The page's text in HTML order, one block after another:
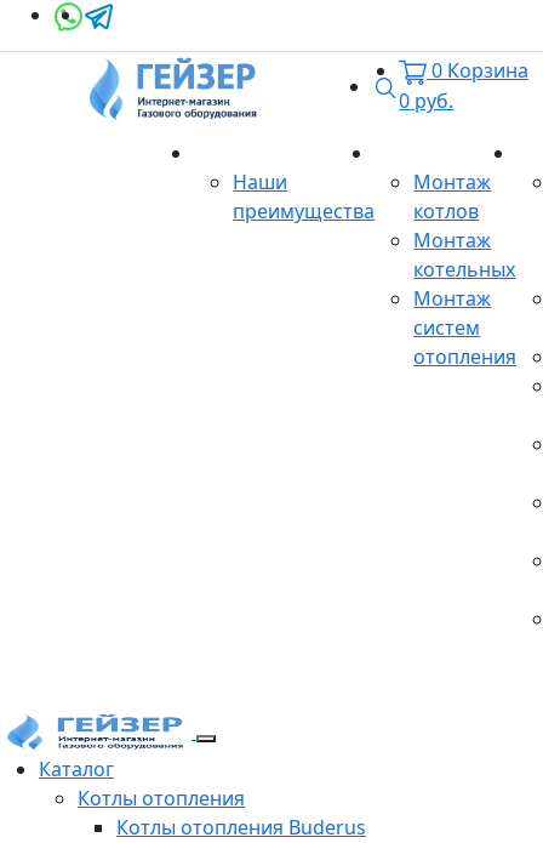
Поиск
0 Корзина
0 руб.
Наши
преимущества
Монтаж
котлов
Монтаж
котельных
Монтаж
систем
отопления
Каталог
Котлы отопления
Котлы отопления Buderus